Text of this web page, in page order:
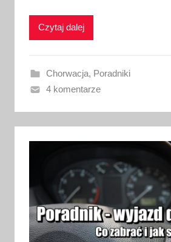
w
n
o
n
i
Czytaj dalej
Chorwacja, Poradniki
4 komentarze